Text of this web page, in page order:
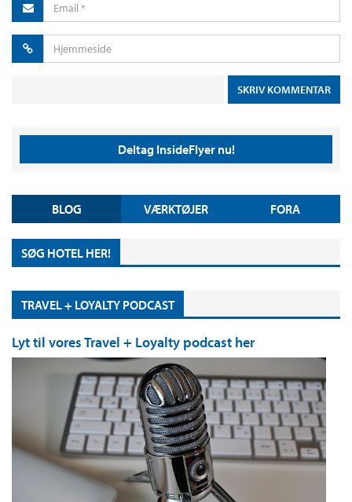
Deltag InsideFlyer nu!
BLOG VÆRKTØJER FORA
SØG HOTEL HER!
TRAVEL + LOYALTY PODCAST
Lyt til vores Travel + Loyalty podcast her